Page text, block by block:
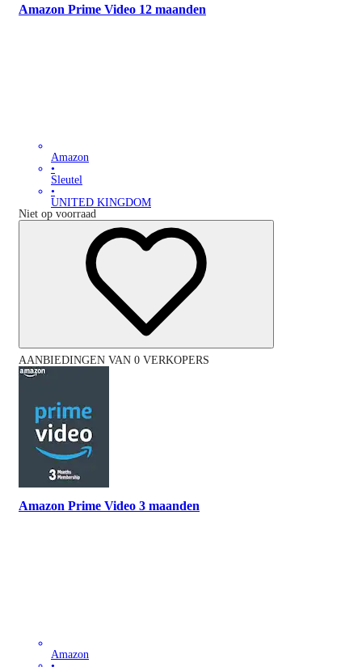
Amazon Prime Video 12 maanden
Amazon
•
Sleutel
•
UNITED KINGDOM
Niet op voorraad
AANBIEDINGEN VAN 0 VERKOPERS
Amazon Prime Video 3 maanden
Amazon